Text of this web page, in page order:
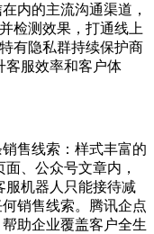
内的主流沟通渠道，
检测效果，打通线上
有隐私群持续保护商
客服效率和客户体
售线索：样式丰富的
、公众号文章内，
服机器人只能接待减
销售线索。腾讯企点
助企业覆盖客户全生